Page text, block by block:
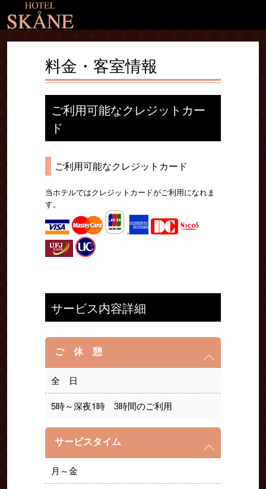
料金・客室情報
ご利用可能なクレジットカー
ド
ご利用可能なクレジットカード
当ホテルではクレジットカードがご利用になれま
す。
サービス内容詳細
ご 休 憩
全 日
5時～深夜1時 3時間のご利用
サービスタイム
月～金